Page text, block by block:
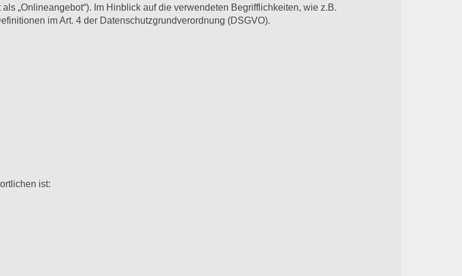
„Onlineangebot“). Im Hinblick auf die verwendeten Begrifflichkeiten, wie z.B.
im Art. 4 der Datenschutzgrundverordnung (DSGVO).
ist: